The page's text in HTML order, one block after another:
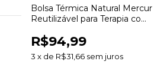
Bolsa Térmica Natural Mercur
Reutilizável para Terapia com
R$94,99
3 x de R$31,66 sem juros